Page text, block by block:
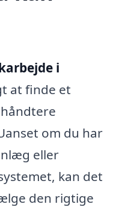
i
at finde et
om du har
eller
kan det
den rigtige